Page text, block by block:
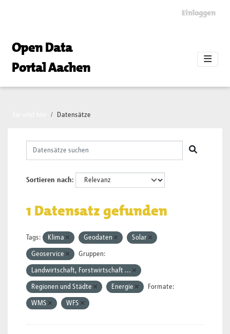
Einloggen
Open Data
Portal Aachen
Datensätze
Sortieren nach
1 Datensatz gefunden
Tags: Klima Geodaten Solar
Geoservice Gruppen:
Landwirtschaft, Forstwirtschaft ...
Regionen und Städte Energie Formate:
WMS WFS